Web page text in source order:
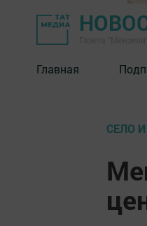
Главная
СЕЛО